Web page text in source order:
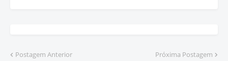
Postagem Anterior Próxima Postagem